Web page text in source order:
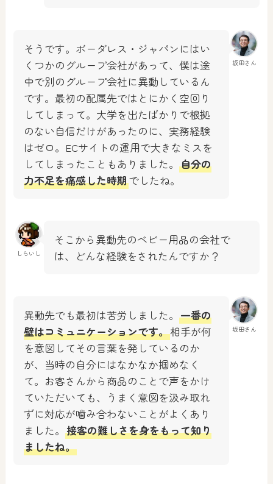
坂田さん
そうです。ボーダレス・ジャパンにはい
くつかのグループ会社があって、僕は途
中で別のグループ会社に異動しているん
です。最初の配属先ではとにかく空回り
してしまって。大学を出たばかりで根拠
のない自信だけがあったのに、実務経験
はゼロ。ECサイトの運用で大きなミスを
してしまったこともありました。自分の
力不足を痛感した時期でしたね。
しらいし
そこから異動先のベビー用品の会社で
は、どんな経験をされたんですか？
坂田さん
異動先でも最初は苦労しました。一番の
壁はコミュニケーションです。相手が何
を意図してその言葉を発しているのか
が、当時の自分にはなかなか掴めなく
て。お客さんから商品のことで声をかけ
ていただいても、うまく意図を汲み取れ
ずに対応が噛み合わないことがよくあり
ました。接客の難しさを身をもって知り
ましたね。